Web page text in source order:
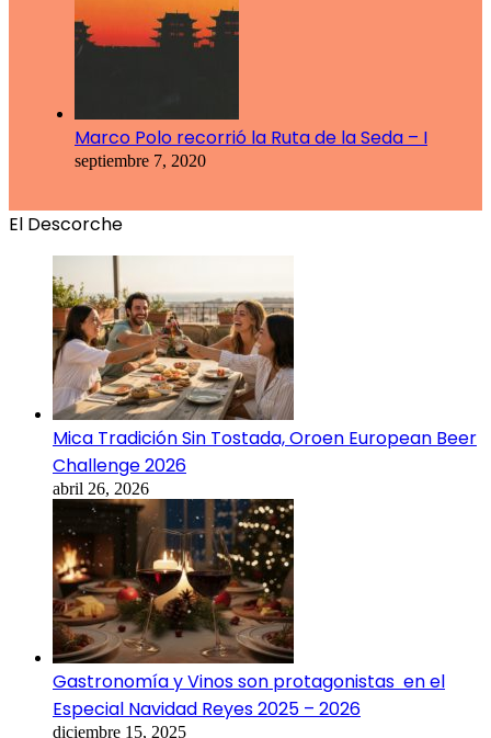
Marco Polo recorrió la Ruta de la Seda – I
septiembre 7, 2020
El Descorche
Mica Tradición Sin Tostada, Oroen European Beer
Challenge 2026
abril 26, 2026
Gastronomía y Vinos son protagonistas en el
Especial Navidad Reyes 2025 – 2026
diciembre 15, 2025